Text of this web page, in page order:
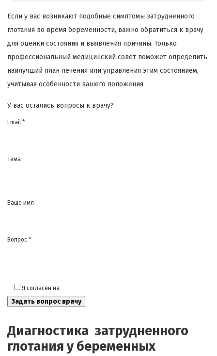
Если у вас возникают подобные симптомы затрудненного
глотания во время беременности, важно обратиться к врачу
для оценки состояния и выявления причины. Только
профессиональный медицинский совет поможет определить
наилучший план лечения или управления этим состоянием,
учитывая особенности вашего положения.
У вас остались вопросы к врачу?
Email *
Тема
Ваше имя
Вопрос *
Я согласен на
Диагностика затрудненного
глотания у беременных